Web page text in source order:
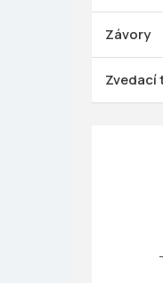
Závory
Zvedací